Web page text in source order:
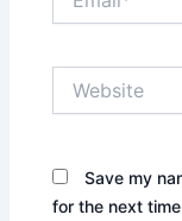
Save my
for the next